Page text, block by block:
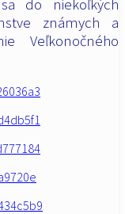
do niekoľkých
známych a
Veľkonočného